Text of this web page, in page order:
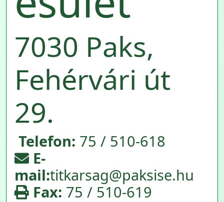
7030 Paks,
Fehérvári út
29.
Telefon: 75 / 510-618
E-
mail:titkarsag@paksise.hu
Fax: 75 / 510-619